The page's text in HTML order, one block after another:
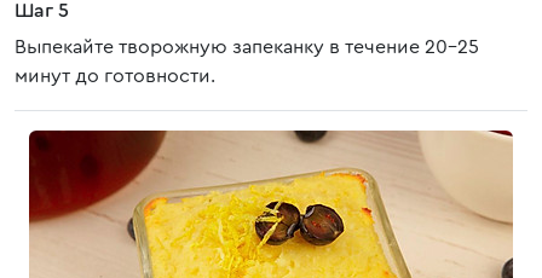
Шаг 5
Выпекайте творожную запеканку в течение 20-25
минут до готовности.